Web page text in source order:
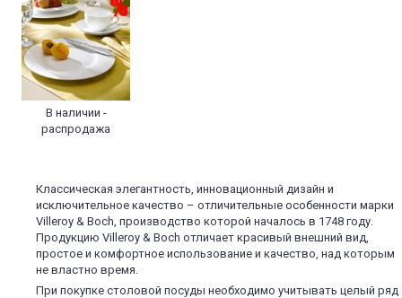
В наличии -
распродажа
Классическая элегантность, инновационный дизайн и
исключительное качество – отличительные особенности марки
Villeroy & Boch, производство которой началось в 1748 году.
Продукцию Villeroy & Boch отличает красивый внешний вид,
простое и комфортное использование и качество, над которым
не властно время.
При покупке столовой посуды необходимо учитывать целый ряд